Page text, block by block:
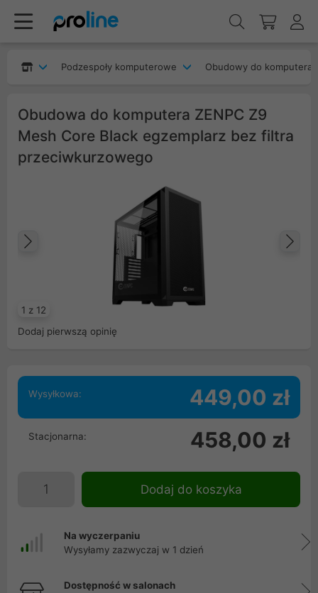
Podzespoły komputerowe Obudowy do komputera
Obudowa do komputera ZENPC Z9
Mesh Core Black egzemplarz bez filtra
przeciwkurzowego
1 z 12
Poprzedni
Dodaj pierwszą opinię
Wysyłkowa: 449,00 zł
Stacjonarna: 458,00 zł
Dodaj do koszyka
Na wyczerpaniu
Wysyłamy zazwyczaj w 1 dzień
Dostępność w salonach